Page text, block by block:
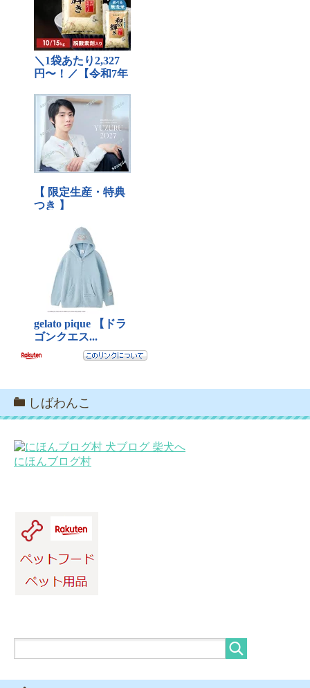
しばわんこ
にほんブログ村